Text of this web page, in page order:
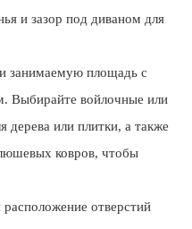
и зазор под диваном для
занимаемую площадь с
Выбирайте войлочные или
дерева или плитки, а также
ковров, чтобы
отверстий